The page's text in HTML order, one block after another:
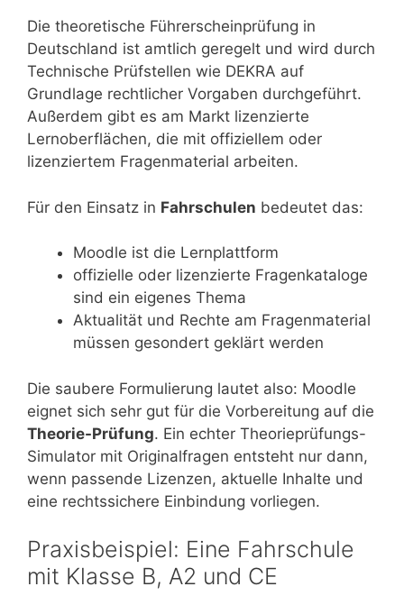
Die theoretische Führerscheinprüfung in
Deutschland ist amtlich geregelt und wird durch
Technische Prüfstellen wie DEKRA auf
Grundlage rechtlicher Vorgaben durchgeführt.
Außerdem gibt es am Markt lizenzierte
Lernoberflächen, die mit offiziellem oder
lizenziertem Fragenmaterial arbeiten.
Für den Einsatz in Fahrschulen bedeutet das:
Moodle ist die Lernplattform
offizielle oder lizenzierte Fragenkataloge
sind ein eigenes Thema
Aktualität und Rechte am Fragenmaterial
müssen gesondert geklärt werden
Die saubere Formulierung lautet also: Moodle
eignet sich sehr gut für die Vorbereitung auf die
Theorie-Prüfung. Ein echter Theorieprüfungs-
Simulator mit Originalfragen entsteht nur dann,
wenn passende Lizenzen, aktuelle Inhalte und
eine rechtssichere Einbindung vorliegen.
Praxisbeispiel: Eine Fahrschule
mit Klasse B, A2 und CE